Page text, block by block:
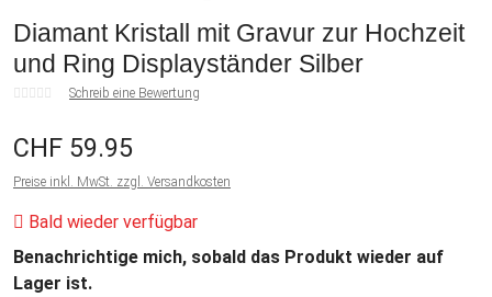
Diamant Kristall mit Gravur zur Hochzeit
und Ring Displayständer Silber
Schreib eine Bewertung
CHF 59.95
Preise inkl. MwSt. zzgl. Versandkosten
Bald wieder verfügbar
Benachrichtige mich, sobald das Produkt wieder auf
Lager ist.